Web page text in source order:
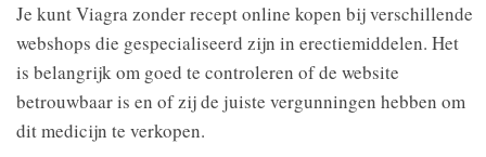
Je kunt Viagra zonder recept online kopen bij verschillende
webshops die gespecialiseerd zijn in erectiemiddelen. Het
is belangrijk om goed te controleren of de website
betrouwbaar is en of zij de juiste vergunningen hebben om
dit medicijn te verkopen.